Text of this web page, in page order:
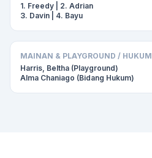
1. Freedy | 2. Adrian
3. Davin | 4. Bayu
MAINAN & PLAYGROUND / HUKUM
Harris, Beltha (Playground)
Alma Chaniago (Bidang Hukum)